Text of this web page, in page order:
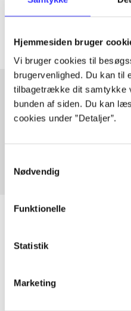
Hjemmesiden bruger
Vi bruger cookies til
brugervenlighed. Du kan til
tilbagetrække dit samtykke
bunden af siden. Du kan
cookies under ”Detaljer”.
Nødvendig
Funktionelle
Statistik
Marketing
Artikler med samme
Artikler